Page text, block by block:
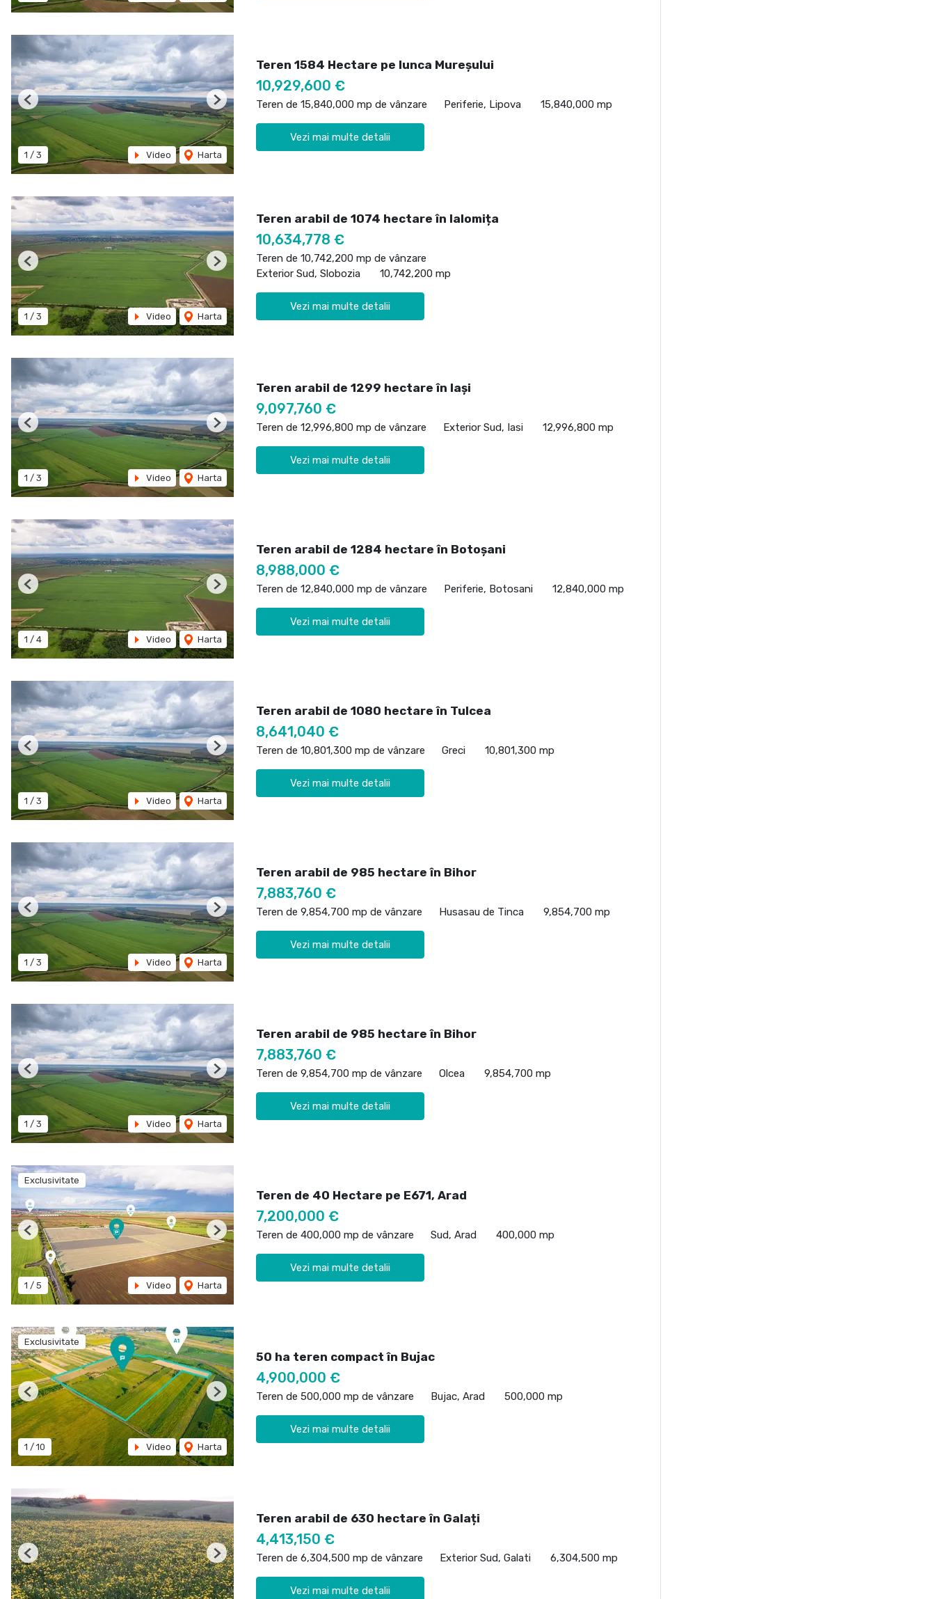
1 / 3 Video Harta
Previous Next
Teren 1584 Hectare pe lunca Mureșului
10,929,600 €
Teren de 15,840,000 mp de vânzare Periferie, Lipova 15,840,000 mp
Vezi mai multe detalii
1 / 3 Video Harta
Previous Next
Teren arabil de 1074 hectare în Ialomița
10,634,778 €
Teren de 10,742,200 mp de vânzare
Exterior Sud, Slobozia
10,742,200 mp
Vezi mai multe detalii
1 / 3 Video Harta
Previous Next
Teren arabil de 1299 hectare în Iași
9,097,760 €
Teren de 12,996,800 mp de vânzare Exterior Sud, Iasi 12,996,800 mp
Vezi mai multe detalii
1 / 4 Video Harta
Previous Next
Teren arabil de 1284 hectare în Botoșani
8,988,000 €
Teren de 12,840,000 mp de vânzare Periferie, Botosani 12,840,000 mp
Vezi mai multe detalii
1 / 3 Video Harta
Previous Next
Teren arabil de 1080 hectare în Tulcea
8,641,040 €
Teren de 10,801,300 mp de vânzare Greci 10,801,300 mp
Vezi mai multe detalii
1 / 3 Video Harta
Previous Next
Teren arabil de 985 hectare în Bihor
7,883,760 €
Teren de 9,854,700 mp de vânzare Husasau de Tinca 9,854,700 mp
Vezi mai multe detalii
1 / 3 Video Harta
Previous Next
Teren arabil de 985 hectare în Bihor
7,883,760 €
Teren de 9,854,700 mp de vânzare Olcea 9,854,700 mp
Vezi mai multe detalii
Exclusivitate
1 / 5 Video Harta
Previous Next
Teren de 40 Hectare pe E671, Arad
7,200,000 €
Teren de 400,000 mp de vânzare Sud, Arad 400,000 mp
Vezi mai multe detalii
Exclusivitate
1 / 10 Video Harta
Previous Next
50 ha teren compact în Bujac
4,900,000 €
Teren de 500,000 mp de vânzare Bujac, Arad 500,000 mp
Vezi mai multe detalii
Previous Next
Teren arabil de 630 hectare în Galați
4,413,150 €
Teren de 6,304,500 mp de vânzare Exterior Sud, Galati 6,304,500 mp
Vezi mai multe detalii